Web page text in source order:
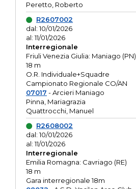
Peretto, Roberto
R2607002
dal: 10/01/2026
al: 11/01/2026
Interregionale
Friuli Venezia Giulia: Maniago (PN)
18 m
O.R. Individuale+Squadre
Campionato Regionale CO/AN
07017 - Arcieri Maniago
Pinna, Mariagrazia
Quattrocchi, Manuel
R2608002
dal: 10/01/2026
al: 11/01/2026
Interregionale
Emilia Romagna: Cavriago (RE)
18 m
Gara interregionale 18m